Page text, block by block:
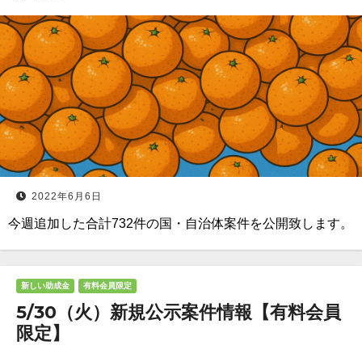
2022年6月6日
今週追加した合計732件の国・自治体案件を公開致します。
新しい助成金 有料会員限定
5/30（火）新規公示案件情報【有料会員
限定】